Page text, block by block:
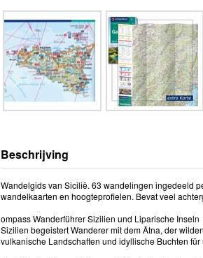
Beschrijving
Wandelgids van Sicilië. 63 wandelingen ingedeeld
wandelkaarten en hoogteprofielen. Bevat veel
ompass Wanderführer Sizilien und Liparische Inseln
Sizilien begeistert Wanderer mit dem Ätna, der
vulkanische Landschaften und idyllische Buchten